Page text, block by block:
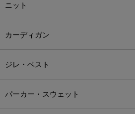
ニット
カーディガン
ジレ・ベスト
パーカー・スウェット